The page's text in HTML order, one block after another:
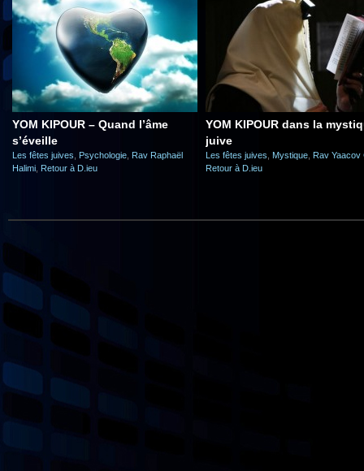
YOM KIPOUR – Quand l’âme
s’éveille
Les fêtes juives Psychologie Rav Raphaël
Halimi Retour à D.ieu
YOM KIPOUR dans la
juive
Les fêtes juives Mystique Rav Yaacov
Retour à D.ieu